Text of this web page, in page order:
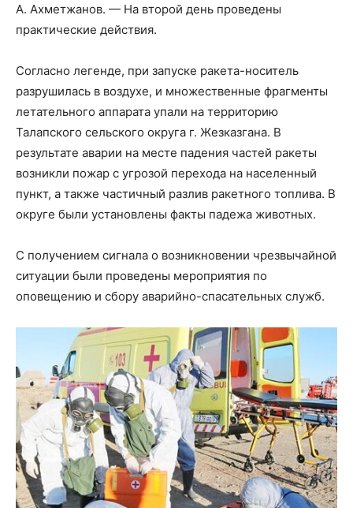
А. Ахметжанов. — На второй день проведены
практические действия.
Согласно легенде, при запуске ракета-носитель
разрушилась в воздухе, и множественные фрагменты
летательного аппарата упали на территорию
Талапского сельского округа г. Жезказгана. В
результате аварии на месте падения частей ракеты
возникли пожар с угрозой перехода на населенный
пункт, а также частичный разлив ракетного топлива. В
округе были установлены факты падежа животных.
С получением сигнала о возникновении чрезвычайной
ситуации были проведены мероприятия по
оповещению и сбору аварийно-спасательных служб.